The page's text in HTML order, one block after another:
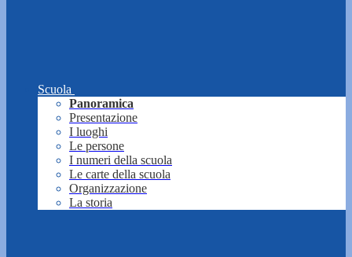
Scuola
Panoramica
Presentazione
I luoghi
Le persone
I numeri della scuola
Le carte della scuola
Organizzazione
La storia